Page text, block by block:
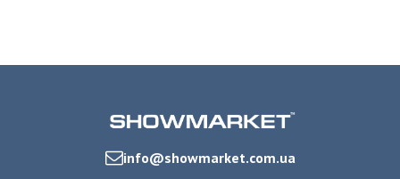
info@showmarket.com.ua